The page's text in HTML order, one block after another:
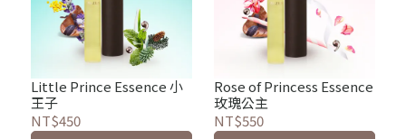
Little Prince Essence 小
王子
NT$450
Rose of Princess Essence
玫瑰公主
NT$550